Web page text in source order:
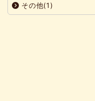
その他(1)